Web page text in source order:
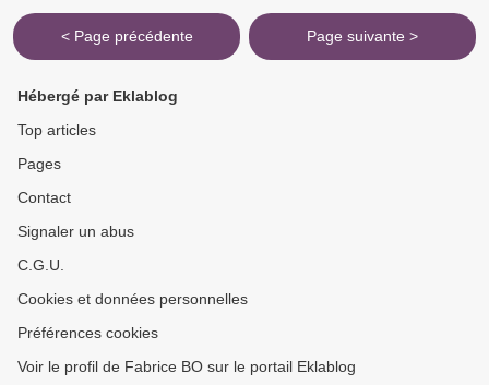
< Page précédente Page suivante >
Hébergé par Eklablog
Top articles
Pages
Contact
Signaler un abus
C.G.U.
Cookies et données personnelles
Préférences cookies
Voir le profil de Fabrice BO sur le portail Eklablog